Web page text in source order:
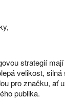
strategií
velikost,
pro značku, ať
publika.